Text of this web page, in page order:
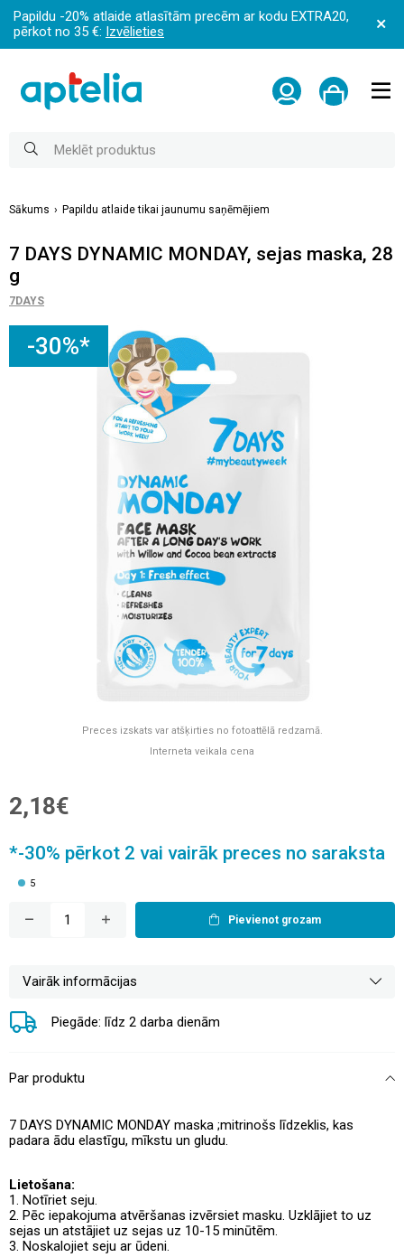
Papildu -20% atlaide atlasītām precēm ar kodu EXTRA20,
pērkot no 35 €: Izvēlieties
Sākums Papildu atlaide tikai jaunumu saņēmējiem
7 DAYS DYNAMIC MONDAY, sejas maska, 28
g
7DAYS
-30%*
Preces izskats var atšķirties no fotoattēlā redzamā.
Interneta veikala cena
2,18€
*-30% pērkot 2 vai vairāk preces no saraksta
5
Pievienot grozam
Vairāk informācijas
Piegāde: līdz 2 darba dienām
Par produktu
7 DAYS DYNAMIC MONDAY maska ;mitrinošs līdzeklis, kas
padara ādu elastīgu, mīkstu un gludu.
Lietošana:
1. Notīriet seju.
2. Pēc iepakojuma atvēršanas izvērsiet masku. Uzklājiet to uz
sejas un atstājiet uz sejas uz 10-15 minūtēm.
3. Noskalojiet seju ar ūdeni.